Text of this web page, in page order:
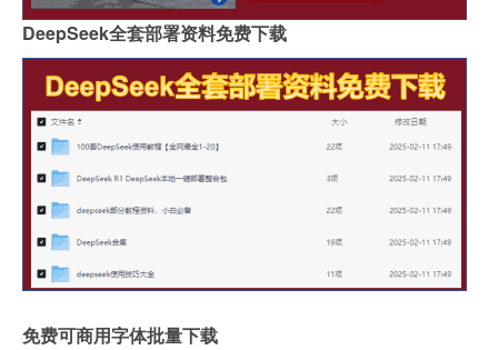
DeepSeek全套部署资料免费下载
免费可商用字体批量下载